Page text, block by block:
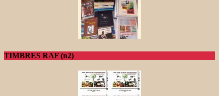
TIMBRES RAF (n2)